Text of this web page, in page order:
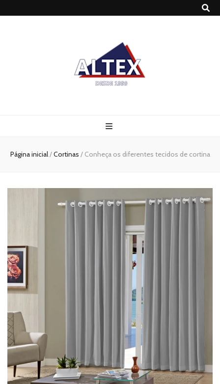
Página inicial/Cortinas / Conheça os diferentes tecidos de cortina